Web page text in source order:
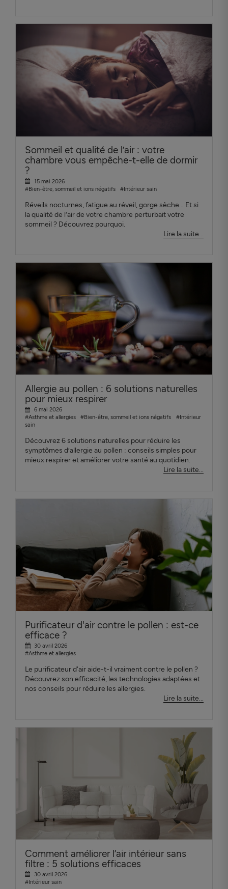
Sommeil et qualité de l’air : votre
chambre vous empêche-t-elle de dormir
?
15 mai 2026
#Bien-être, sommeil et ions négatifs
#Intérieur sain
Réveils nocturnes, fatigue au réveil, gorge sèche… Et si
la qualité de l’air de votre chambre perturbait votre
sommeil ? Découvrez pourquoi.
Lire la suite...
Allergie au pollen : 6 solutions naturelles
pour mieux respirer
6 mai 2026
#Asthme et allergies
#Bien-être, sommeil et ions négatifs
#Intérieur
sain
Découvrez 6 solutions naturelles pour réduire les
symptômes d’allergie au pollen : conseils simples pour
mieux respirer et améliorer votre santé au quotidien.
Lire la suite...
Purificateur d'air contre le pollen : est-ce
efficace ?
30 avril 2026
#Asthme et allergies
Le purificateur d'air aide-t-il vraiment contre le pollen ?
Découvrez son efficacité, les technologies adaptées et
nos conseils pour réduire les allergies.
Lire la suite...
Comment améliorer l’air intérieur sans
filtre : 5 solutions efficaces
30 avril 2026
#Intérieur sain